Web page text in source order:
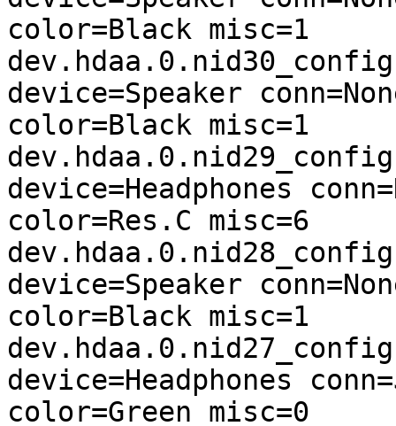
color=Black misc=1
device=Speaker
color=Black misc=1
device=Headphones
color=Res.C misc=6
device=Speaker
color=Black misc=1
device=Headphones
color=Green misc=0